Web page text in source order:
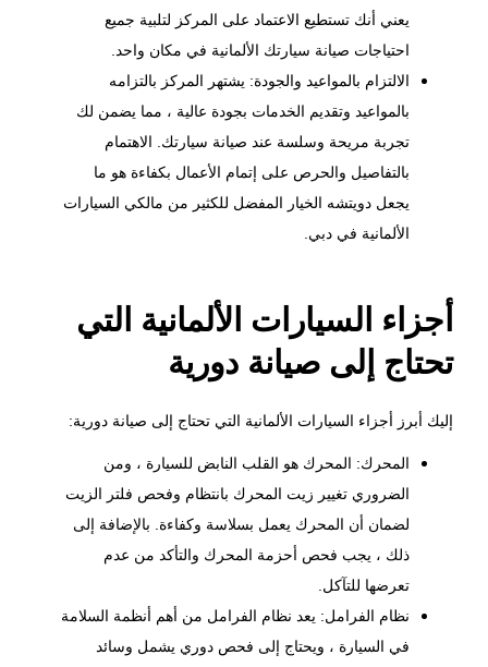
يعني أنك تستطيع الاعتماد على المركز لتلبية جميع
احتياجات صيانة سيارتك الألمانية في مكان واحد.
الالتزام بالمواعيد والجودة: يشتهر المركز بالتزامه
بالمواعيد وتقديم الخدمات بجودة عالية ، مما يضمن لك
تجربة مريحة وسلسة عند صيانة سيارتك. الاهتمام
بالتفاصيل والحرص على إتمام الأعمال بكفاءة هو ما
يجعل دويتشه الخيار المفضل للكثير من مالكي السيارات
الألمانية في دبي.
أجزاء السيارات الألمانية التي
تحتاج إلى صيانة دورية
إليك أبرز أجزاء السيارات الألمانية التي تحتاج إلى صيانة دورية:
المحرك: المحرك هو القلب النابض للسيارة ، ومن
الضروري تغيير زيت المحرك بانتظام وفحص فلتر الزيت
لضمان أن المحرك يعمل بسلاسة وكفاءة. بالإضافة إلى
ذلك ، يجب فحص أحزمة المحرك والتأكد من عدم
تعرضها للتآكل.
نظام الفرامل: يعد نظام الفرامل من أهم أنظمة السلامة
في السيارة ، ويحتاج إلى فحص دوري يشمل وسائد